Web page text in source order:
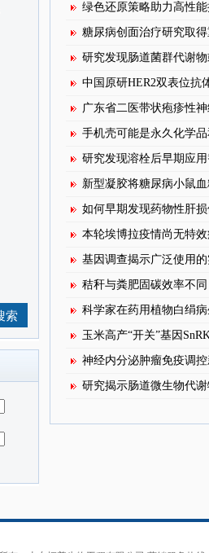
绿色还原策略助力高性
糖尿病创面治疗研究取
研究发现肠道菌群代谢
中国原研HER2双表位抗
广东省二医带状疱疹性
手机壳可能是永久化学
研究发现溶栓后早期应
新型凝胶将糖尿病小鼠
如何早期发现药物性肝
本轮埃博拉疫情尚无特
基因调查揭示广泛使用
秸秆与粪肥固碳效率不
科学家在药用植物白绢
玉米高产“开关”基因
神经内分泌肿瘤免疫调
研究揭示肠道微生物代